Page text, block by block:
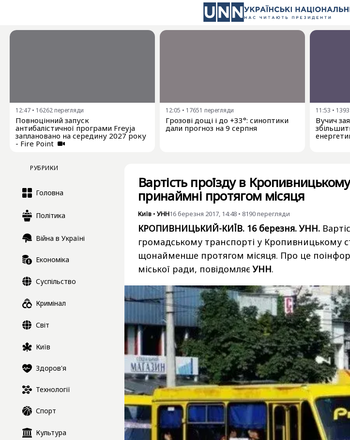
12:47 • 16262 перегляди
Повноцінний запуск
антибалістичної програми Freyja
заплановано на середину 2027 року
- Fire Point
12:05 • 17651 перегляди
Грозові дощі і до +33°: синоптики
дали прогноз на 9 серпня
11:53 •
Вучич
РУБРИКИ
Головна
Політика
Війна в Україні
Економіка
Суспільство
Кримінал
Світ
Київ
Здоров'я
Технології
Спорт
Культура
Вартість проїзду в
принаймні протягом місяця
Київ • УНН16 березня 2017, 14:48 • 8190перегляди
КРОПИВНИЦЬКИЙ-КИЇВ. 16 березня. УНН.
громадському транспорті у Кропивницькому
щонайменше протягом місяця. Про це
міської ради, повідомляєУНН.